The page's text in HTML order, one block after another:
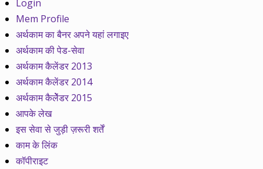
Login
Mem Profile
अर्थकाम का बैनर अपने यहां लगाइए
अर्थकाम की पेड-सेवा
अर्थकाम कैलेंडर 2013
अर्थकाम कैलेंडर 2014
अर्थकाम कैलेेंडर 2015
आपके लेख
इस सेवा से जुड़ी ज़रूरी शर्तें
काम के लिंक
कॉपीराइट